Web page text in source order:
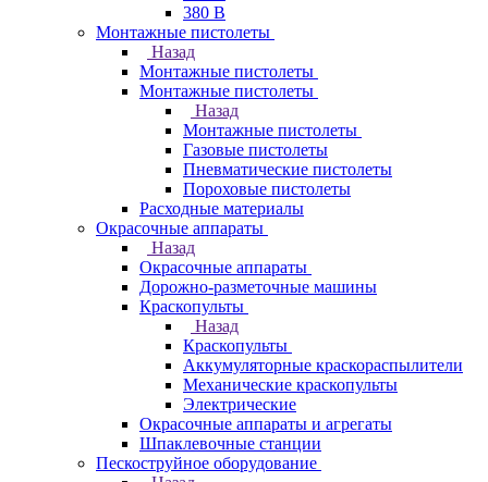
380 В
Монтажные пистолеты
Назад
Монтажные пистолеты
Монтажные пистолеты
Назад
Монтажные пистолеты
Газовые пистолеты
Пневматические пистолеты
Пороховые пистолеты
Расходные материалы
Окрасочные аппараты
Назад
Окрасочные аппараты
Дорожно-разметочные машины
Краскопульты
Назад
Краскопульты
Аккумуляторные краскораспылители
Механические краскопульты
Электрические
Окрасочные аппараты и агрегаты
Шпаклевочные станции
Пескоструйное оборудование